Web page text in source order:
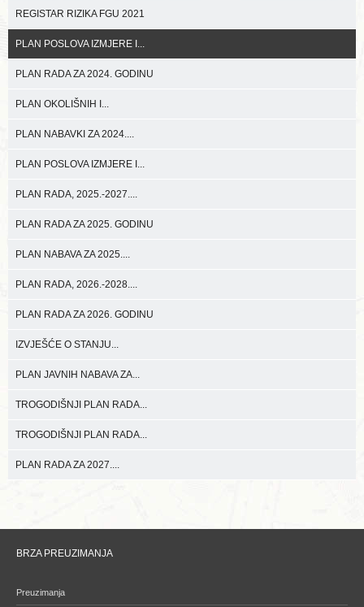
REGISTAR RIZIKA FGU 2021
PLAN POSLOVA IZMJERE I...
PLAN RADA ZA 2024. GODINU
PLAN OKOLIŠNIH I...
PLAN NABAVKI ZA 2024....
PLAN POSLOVA IZMJERE I...
PLAN RADA, 2025.-2027....
PLAN RADA ZA 2025. GODINU
PLAN NABAVA ZA 2025....
PLAN RADA, 2026.-2028....
PLAN RADA ZA 2026. GODINU
IZVJEŠĆE O STANJU...
PLAN JAVNIH NABAVA ZA...
TROGODIŠNJI PLAN RADA...
TROGODIŠNJI PLAN RADA...
PLAN RADA ZA 2027....
BRZA PREUZIMANJA
Preuzimanja